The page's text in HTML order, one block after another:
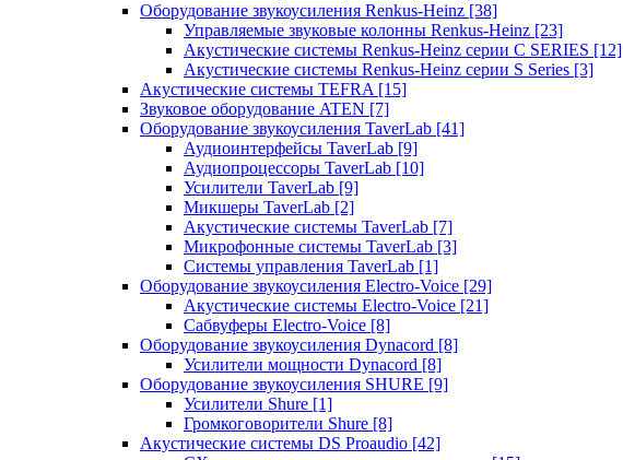
Оборудование звукоусиления Renkus-Heinz [38]
Управляемые звуковые колонны Renkus-Heinz [23]
Акустические системы Renkus-Heinz серии C SERIES [12]
Акустические системы Renkus-Heinz серии S Series [3]
Акустические системы TEFRA [15]
Звуковое оборудование ATEN [7]
Оборудование звукоусиления TaverLab [41]
Аудиоинтерфейсы TaverLab [9]
Аудиопроцессоры TaverLab [10]
Усилители TaverLab [9]
Микшеры TaverLab [2]
Акустические системы TaverLab [7]
Микрофонные системы TaverLab [3]
Системы управления TaverLab [1]
Оборудование звукоусиления Electro-Voice [29]
Акустические системы Electro-Voice [21]
Сабвуферы Electro-Voice [8]
Оборудование звукоусиления Dynacord [8]
Усилители мощности Dynacord [8]
Оборудование звукоусиления SHURE [9]
Усилители Shure [1]
Громкоговорители Shure [8]
Акустические системы DS Proaudio [42]